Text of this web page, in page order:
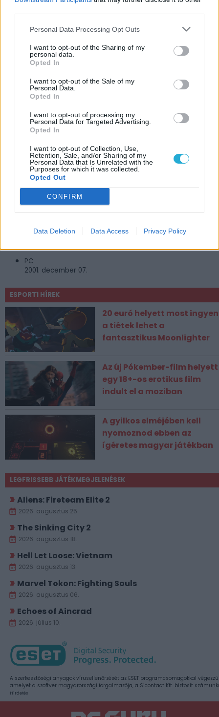
Personal Data Processing Opt Outs
I want to opt-out of the Sharing of my
personal data.
Opted In
I want to opt-out of the Sale of my
Personal Data.
Opted In
I want to opt-out of processing my
Personal Data for Targeted Advertising.
Opted In
I want to opt-out of Collection, Use,
Retention, Sale, and/or Sharing of my
Personal Data that Is Unrelated with the
Purposes for which it was collected.
Opted Out
CONFIRM
Data Deletion Data Access Privacy Policy
JÁTÉKADATLAP
Gothic
Műfaj:
Kiadó:
XICat Interactive
Fejlesztő:
Piranha Bytes
PC
2001. december 07.
ESPORT1 HÍREK
20 euró helyett most ingyen
a tiétek lehet a
fantasztikus Moonlighter
Az új Pókember-film helyett
egy 18+-os erotikus film
indult el a moziban
A gyilkos elméjében kell
nyomoznod ebben az
ígéretes magyar játékban
LEGFRISSEBB JÁTÉKMEGJELENÉSEK
Aliens: Fireteam Elite 2
2026. augusztus 25.
The Sinking City 2
2026. augusztus 18.
Hell Let Loose: Vietnam
2026. augusztus 13.
Marvel Tokon: Fighting Souls
2026. augusztus 06.
Echoes of Aincrad
2026. július 10.
A szerkesztőségi anyagok vírusellenőrzését az ESET programcsomagokkal
amelyet a szoftver magyarországi forgalmazója, a Sicontact Kft. biztosít
Hirdetés